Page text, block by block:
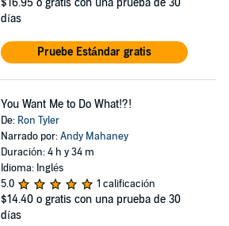
$16.95 o gratis con una prueba de 30
días
Pruebe Estándar gratis
You Want Me to Do What!?!
De: Ron Tyler
Narrado por:Andy Mahaney
Duración: 4 h y 34 m
Idioma: Inglés
5.0
1 calificación
$14.40 o gratis con una prueba de 30
días